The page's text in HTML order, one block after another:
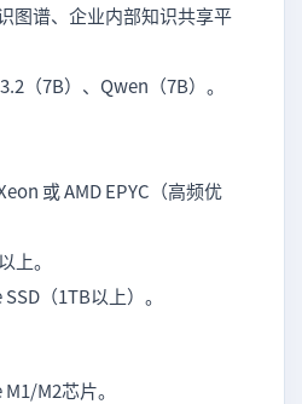
图谱、企业内部知识共享平
（7B）、Qwen（7B）。
或 AMD EPYC（高频优
上。
（1TB以上）。
M2芯片。